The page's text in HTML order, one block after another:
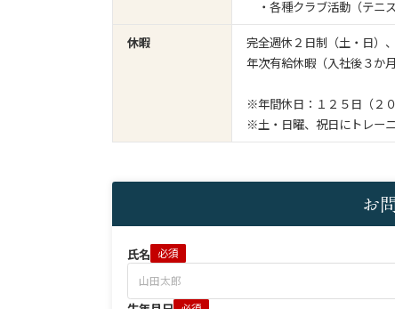
・各種クラブ活動（テニ
休暇
完全週休２日制（土・日）
年次有給休暇（入社後３か
※年間休日：１２５日（２
※土・日曜、祝日にトレー
お
氏名 必須